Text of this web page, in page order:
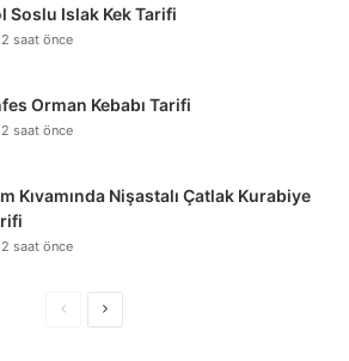
Soslu Islak Kek Tarifi
saat önce
Orman Kebabı Tarifi
saat önce
Kıvamında Nişastalı Çatlak Kurabiye
saat önce
ÖncekiSonraki